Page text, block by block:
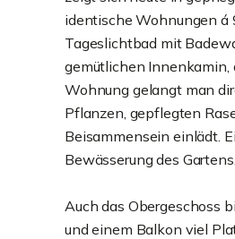
identische Wohnungen á
Tageslichtbad mit
gemütlichen Innenkamin,
Wohnung gelangt man
Pflanzen, gepflegten
Beisammensein einlädt.
Bewässerung des
Auch das Obergeschoss
und einem Balkon viel